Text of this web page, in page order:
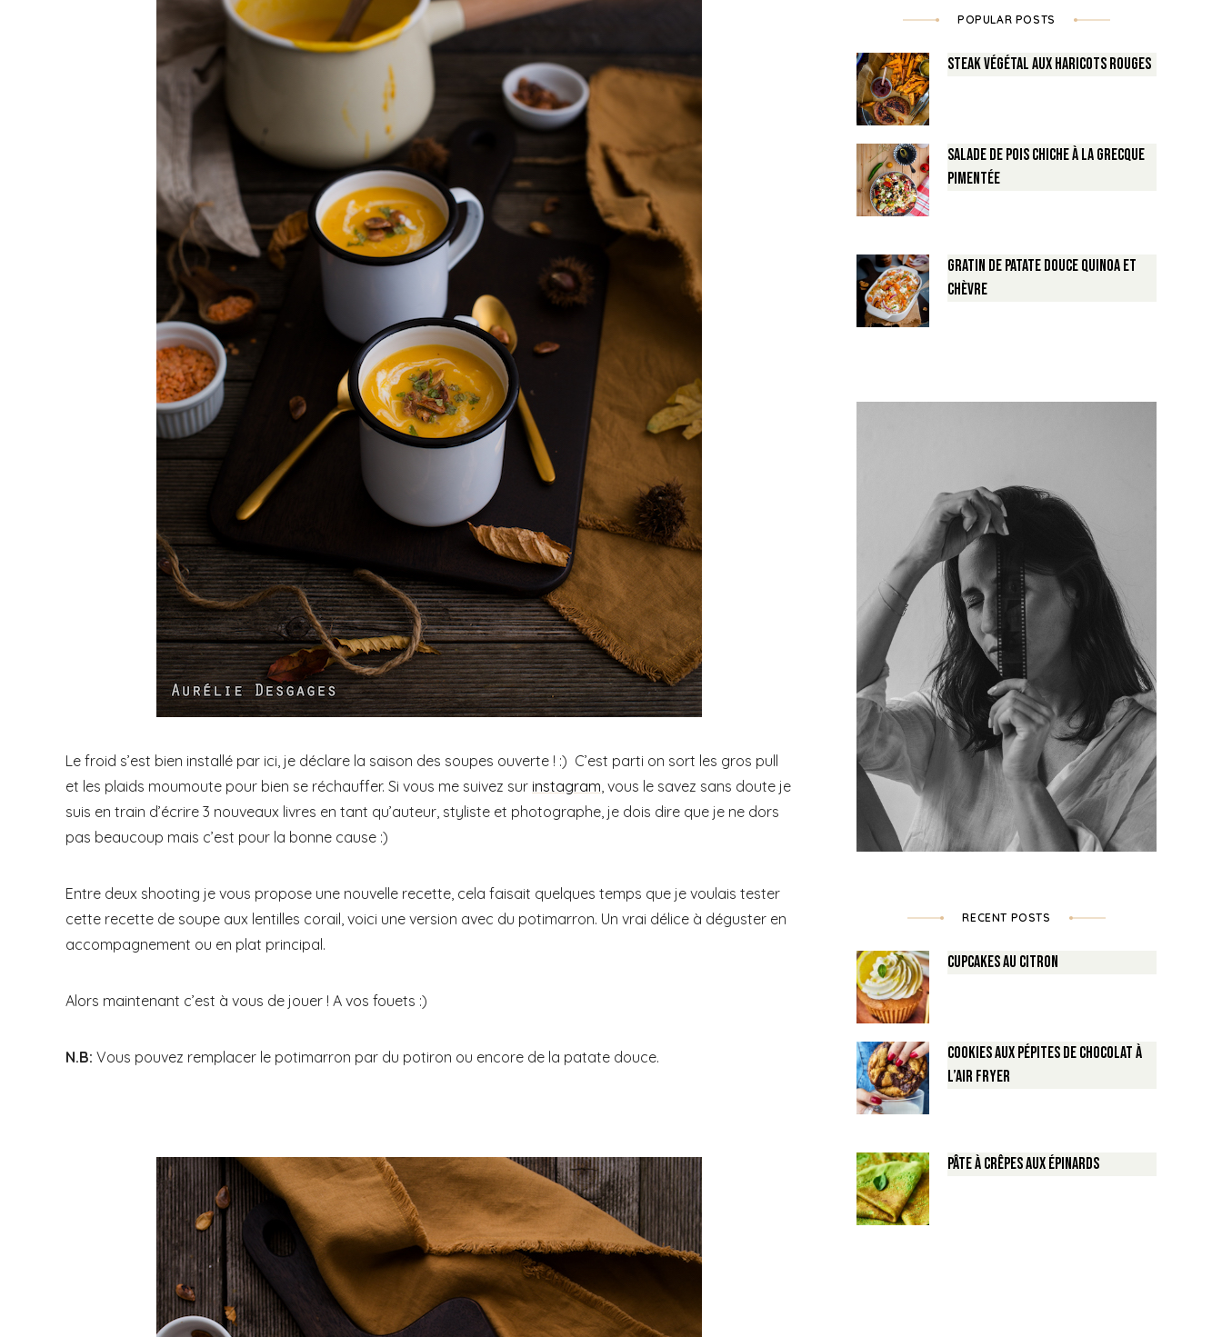
Le froid s’est bien installé par ici, je déclare la saison des soupes ouverte ! :) C’est parti on sort les gros pull
et les plaids moumoute pour bien se réchauffer. Si vous me suivez sur instagram , vous le savez sans doute je
suis en train d’écrire 3 nouveaux livres en tant qu’auteur, styliste et photographe, je dois dire que je ne dors
pas beaucoup mais c’est pour la bonne cause :)
Entre deux shooting je vous propose une nouvelle recette, cela faisait quelques temps que je voulais tester
cette recette de soupe aux lentilles corail, voici une version avec du potimarron. Un vrai délice à déguster en
accompagnement ou en plat principal.
Alors maintenant c’est à vous de jouer ! A vos fouets :)
N.B: Vous pouvez remplacer le potimarron par du potiron ou encore de la patate douce.
POPULAR POSTS
Steak végétal aux haricots rouges
Salade de Pois chiche à la Grecque
pimentée
Gratin de Patate douce Quinoa et
Chèvre
RECENT POSTS
Cupcakes au Citron
Cookies aux pépites de Chocolat à
l’air fryer
Pâte à crêpes aux épinards